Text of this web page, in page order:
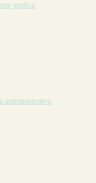
grafica
amministrativa